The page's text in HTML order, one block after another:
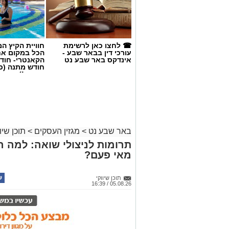
אחד הדברים הראשונים שכל גולש בודק
לכן, לא מעט אנשים מחפשים פתרונות
כאשר אחת האפשרויות הפופולריות היא
אבל האם מדובר במהלך חכם? האם הוא
היתרונות, החסרונות והטיפים שיעזרו
☎ לחצו כאן לרשימת
עורכי דין בבאר שבע -
אינדקס באר שבע נט
חוויית הקיץ
הכל במקום
הקאנטרי-
חודש מתנה
החגים!)
באר שבע נט > מגזין העסקים > תוכן
תרומות לניצולי שואה: למה
מאי פעם?
תוכן שיווקי
05.08.26 / 16:39